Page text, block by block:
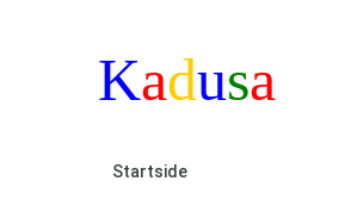
Startside